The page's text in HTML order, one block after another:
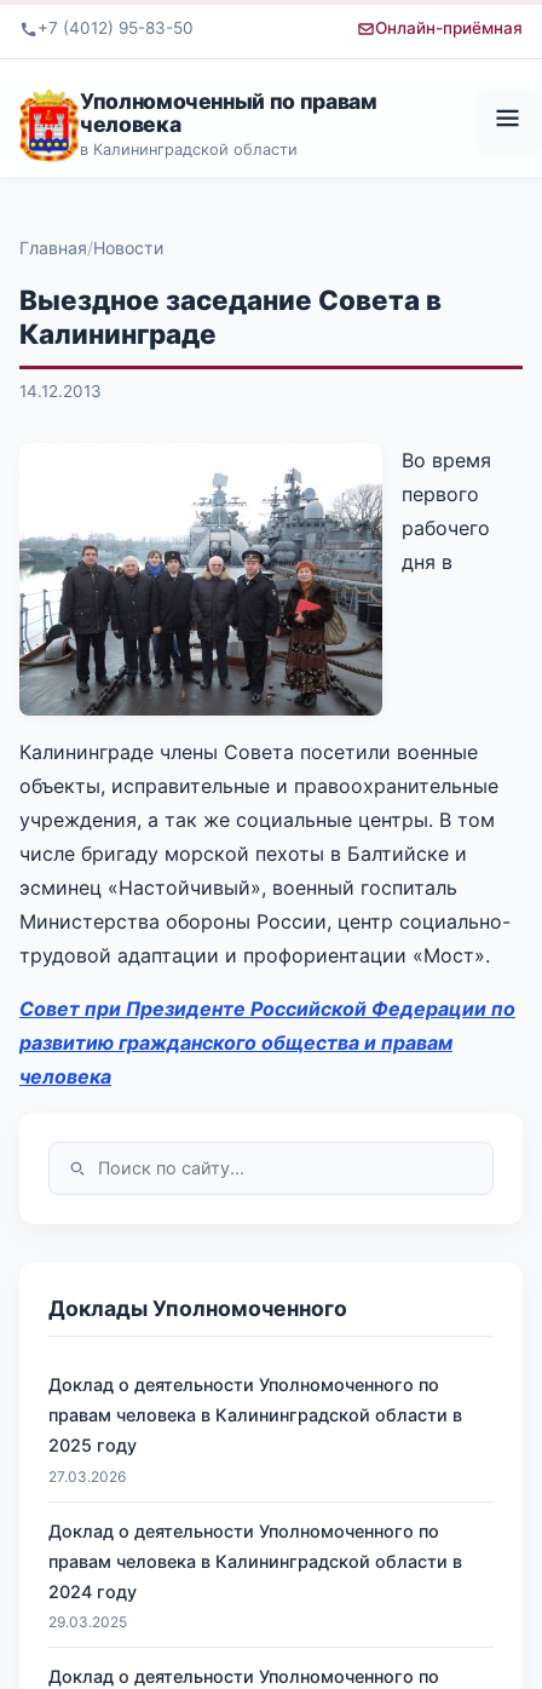
+7 (4012) 95-83-50 Онлайн-приёмная
Уполномоченный по правам
человека
в Калининградской области
Главная Новости
Выездное заседание Совета в
Калининграде
14.12.2013
Во время
первого
рабочего
дня в
Калининграде члены Совета посетили военные
объекты, исправительные и правоохранительные
учреждения, а так же социальные центры. В том
числе бригаду морской пехоты в Балтийске и
эсминец «Настойчивый», военный госпиталь
Министерства обороны России, центр социально-
трудовой адаптации и профориентации «Мост».
Совет при Президенте Российской Федерации по
развитию гражданского общества и правам
человека
Доклады Уполномоченного
Доклад о деятельности Уполномоченного по
правам человека в Калининградской области в
2025 году
27.03.2026
Доклад о деятельности Уполномоченного по
правам человека в Калининградской области в
2024 году
29.03.2025
Доклад о деятельности Уполномоченного по